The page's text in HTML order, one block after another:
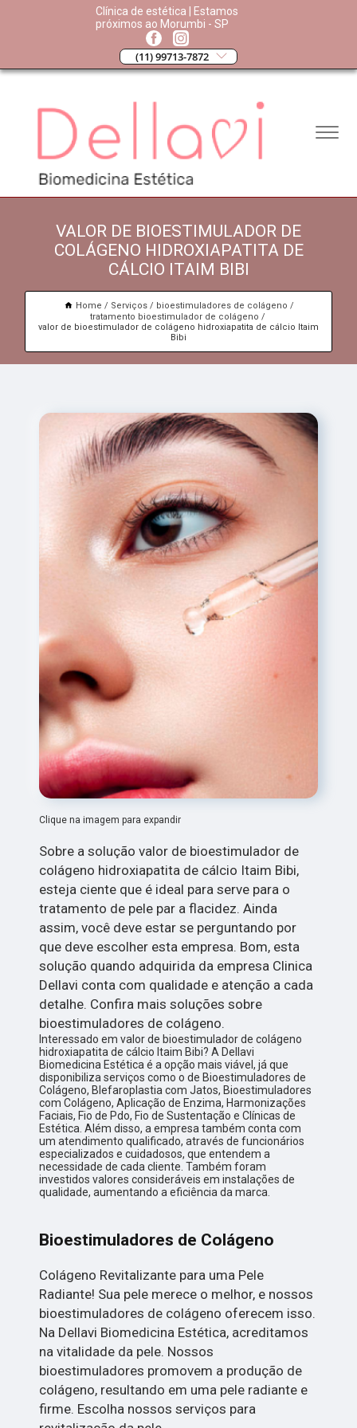
Clínica de estética | Estamos
próximos ao Morumbi - SP
(11) 99713-7872
VALOR DE BIOESTIMULADOR DE
COLÁGENO HIDROXIAPATITA DE
CÁLCIO ITAIM BIBI
Home Serviços
bioestimuladores de colágeno
tratamento bioestimulador de colágeno
valor de bioestimulador de colágeno hidroxiapatita de cálcio Itaim
Bibi
Clique na imagem para expandir
Sobre a solução valor de bioestimulador de
colágeno hidroxiapatita de cálcio Itaim Bibi,
esteja ciente que é ideal para serve para o
tratamento de pele par a flacidez. Ainda
assim, você deve estar se perguntando por
que deve escolher esta empresa. Bom, esta
solução quando adquirida da empresa Clinica
Dellavi conta com qualidade e atenção a cada
detalhe. Confira mais soluções sobre
bioestimuladores de colágeno.
Interessado em valor de bioestimulador de colágeno
hidroxiapatita de cálcio Itaim Bibi? A Dellavi
Biomedicina Estética é a opção mais viável, já que
disponibiliza serviços como o de Bioestimuladores de
Colágeno, Blefaroplastia com Jatos, Bioestimuladores
com Colágeno, Aplicação de Enzima, Harmonizações
Faciais, Fio de Pdo, Fio de Sustentação e Clínicas de
Estética. Além disso, a empresa também conta com
um atendimento qualificado, através de funcionários
especializados e cuidadosos, que entendem a
necessidade de cada cliente. Também foram
investidos valores consideráveis em instalações de
qualidade, aumentando a eficiência da marca.
Bioestimuladores de Colágeno
Colágeno Revitalizante para uma Pele
Radiante! Sua pele merece o melhor, e nossos
bioestimuladores de colágeno oferecem isso.
Na Dellavi Biomedicina Estética, acreditamos
na vitalidade da pele. Nossos
bioestimuladores promovem a produção de
colágeno, resultando em uma pele radiante e
firme. Escolha nossos serviços para